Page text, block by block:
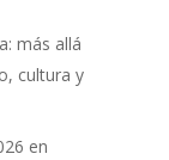
más allá
cultura y
en